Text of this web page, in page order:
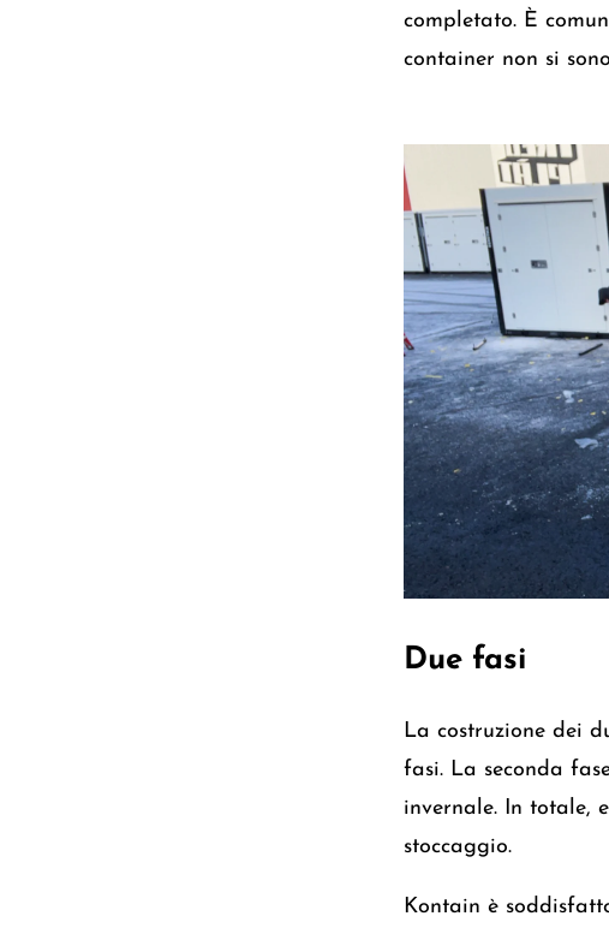
completato. È
container non si
Due fasi
La costruzione dei
fasi. La seconda
invernale. In totale,
stoccaggio.
Kontain è